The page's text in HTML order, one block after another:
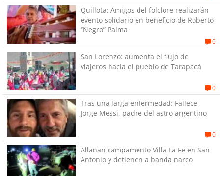
Quillota: Amigos del folclore realizarán
evento solidario en beneficio de Roberto
“Negro” Palma
0
San Lorenzo: aumenta el flujo de
viajeros hacia el pueblo de Tarapacá
0
Tras una larga enfermedad: Fallece
Jorge Messi, padre del astro argentino
0
Allanan campamento Villa La Fe en San
Antonio y detienen a banda narco